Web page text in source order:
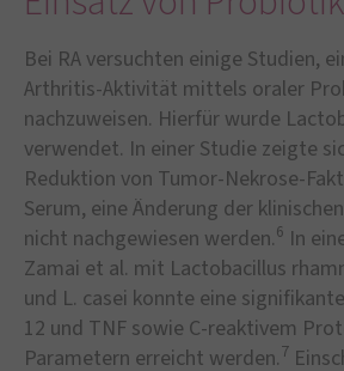
Bei RA versuchten einige Studien,
Arthritis-Aktivität mittels oraler
nachzuweisen. Hierfür wurde
verwendet. In einer Studie zeigte
Reduktion von Tumor-Nekrose-
Serum, eine Änderung der
nicht nachgewiesen werden.6 In
Zamai et al. mit Lactobacillus
und L. casei konnte eine
12 und TNF sowie C-reaktivem
Parametern erreicht werden.7